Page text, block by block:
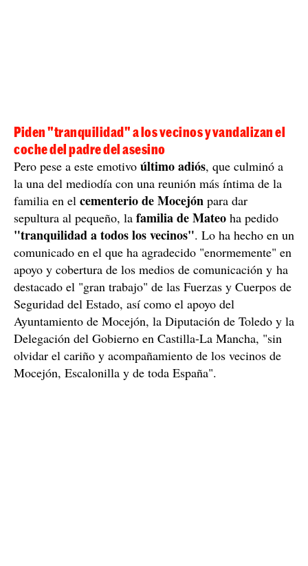
Piden "tranquilidad" a los vecinos y vandalizan el
coche del padre del asesino
Pero pese a este emotivo último adiós, que culminó a
la una del mediodía con una reunión más íntima de la
familia en el cementerio de Mocejón para dar
sepultura al pequeño, la familia de Mateo ha pedido
"tranquilidad a todos los vecinos". Lo ha hecho en un
comunicado en el que ha agradecido "enormemente" en
apoyo y cobertura de los medios de comunicación y ha
destacado el "gran trabajo" de las Fuerzas y Cuerpos de
Seguridad del Estado, así como el apoyo del
Ayuntamiento de Mocejón, la Diputación de Toledo y la
Delegación del Gobierno en Castilla-La Mancha, "sin
olvidar el cariño y acompañamiento de los vecinos de
Mocejón, Escalonilla y de toda España".